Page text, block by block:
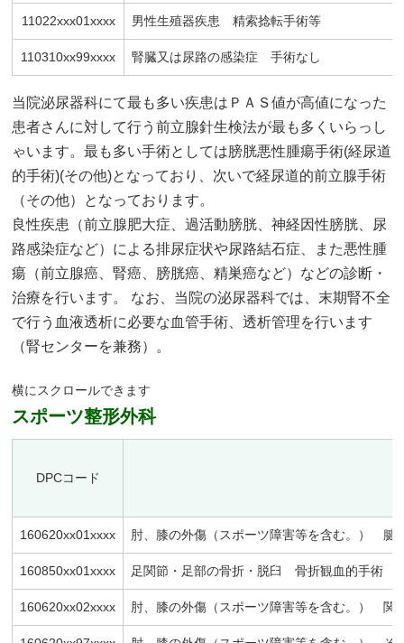
11022xxx01xxxx 男性生殖器疾患 精索捻転手術等
110310xx99xxxx 腎臓又は尿路の感染症 手術なし
当院泌尿器科にて最も多い疾患はＰＡＳ値が高値になった
患者さんに対して行う前立腺針生検法が最も多くいらっし
ゃいます。最も多い手術としては膀胱悪性腫瘍手術(経尿道
的手術)(その他)となっており、次いで経尿道的前立腺手術
（その他）となっております。
良性疾患（前立腺肥大症、過活動膀胱、神経因性膀胱、尿
路感染症など）による排尿症状や尿路結石症、また悪性腫
瘍（前立腺癌、腎癌、膀胱癌、精巣癌など）などの診断・
治療を行います。 なお、当院の泌尿器科では、末期腎不全
で行う血液透析に必要な血管手術、透析管理を行います
（腎センターを兼務）。
スポーツ整形外科
DPCコード
160620xx01xxxx 肘、膝の外傷（スポーツ障害等を含む。） 腱
160850xx01xxxx 足関節・足部の骨折・脱臼 骨折観血的手術
160620xx02xxxx 肘、膝の外傷（スポーツ障害等を含む。） 関